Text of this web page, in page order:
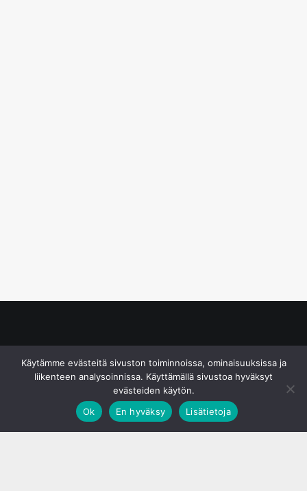
Käytämme evästeitä sivuston toiminnoissa, ominaisuuksissa ja
liikenteen analysoinnissa. Käyttämällä sivustoa hyväksyt
evästeiden käytön.
Ok
En hyväksy Lisätietoja